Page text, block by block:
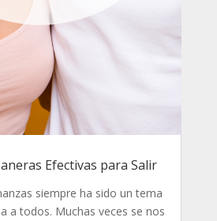
Efectivas para Salir
siempre ha sido un tema
a todos. Muchas veces se nos